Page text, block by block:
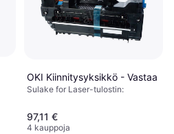
OKI Kiinnitysyksikkö - Vastaa
Sulake for Laser-tulostin:
97,11 €
4 kauppoja